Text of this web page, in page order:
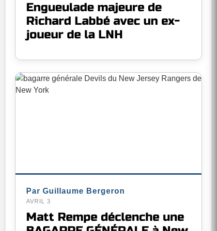
Engueulade majeure de
Richard Labbé avec un ex-
joueur de la LNH
Par Guillaume Bergeron
AVRIL 3
Matt Rempe déclenche une